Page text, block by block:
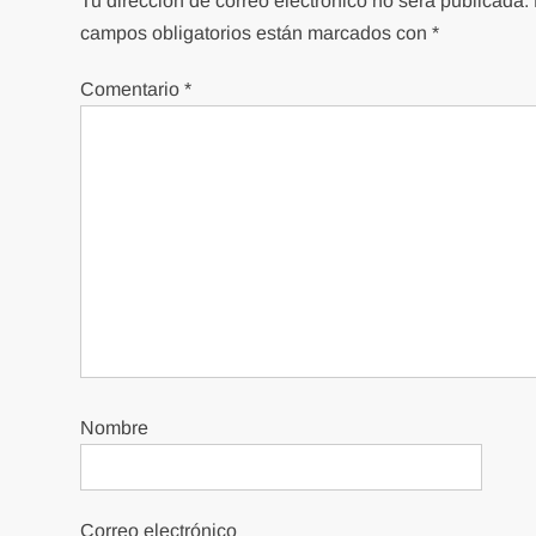
campos obligatorios están marcados con*
Comentario*
Nombre
Correo electrónico